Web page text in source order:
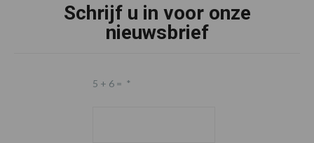
Schrijf u in voor onze
nieuwsbrief
5 + 6 = *